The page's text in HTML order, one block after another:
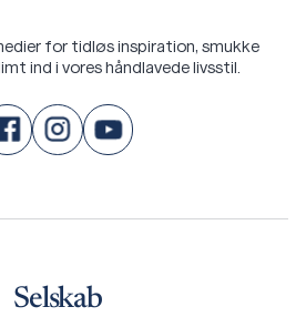
for tidløs inspiration, smukke
ind i vores håndlavede livsstil.
Selskab